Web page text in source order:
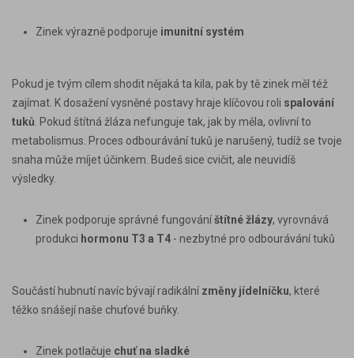
Zinek výrazně podporuje imunitní systém
Pokud je tvým cílem shodit nějaká ta kila, pak by tě zinek měl též
zajímat. K dosažení vysněné postavy hraje klíčovou roli spalování
tuků . Pokud štítná žláza nefunguje tak, jak by měla, ovlivní to
metabolismus. Proces odbourávání tuků je narušený, tudíž se tvoje
snaha může míjet účinkem. Budeš sice cvičit, ale neuvidíš
výsledky.
Zinek podporuje správné fungováníštítné žlázy, vyrovnává
produkci hormonu T3 a T4 - nezbytné pro odbourávání tuků
Součástí hubnutí navíc bývají radikální změny jídelníčku, které
těžko snášejí naše chuťové buňky.
Zinek potlačuje chuť na sladké